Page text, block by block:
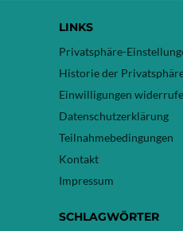
LINKS
Privatsphäre-
Historie der
Einwilligungen
Datenschutzerklärung
Teilnahmebedingungen
Kontakt
Impressum
SCHLAGWÖRTER